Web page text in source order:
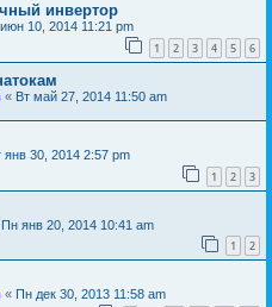
инвертор
июн 10, 2014 11:21 pm
1 2 3 4 5 6
« Вт май 27, 2014 11:50 am
янв 30, 2014 2:57 pm
1 2 3
Пн янв 20, 2014 10:41 am
1 2
« Пн дек 30, 2013 11:58 am